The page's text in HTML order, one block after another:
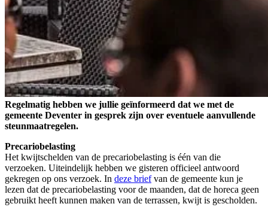
Regelmatig hebben we jullie geïnformeerd dat we met de
gemeente Deventer in gesprek zijn over eventuele aanvullende
steunmaatregelen.
Precariobelasting
Het kwijtschelden van de precariobelasting is één van die
verzoeken. Uiteindelijk hebben we gisteren officieel antwoord
gekregen op ons verzoek. In deze briefvan de gemeente kun je
lezen dat de precariobelasting voor de maanden, dat de horeca geen
gebruikt heeft kunnen maken van de terrassen, kwijt is gescholden.